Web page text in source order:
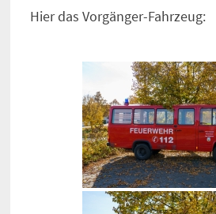
Hier das Vorgänger-Fahrzeug: